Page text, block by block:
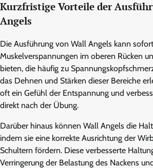
Kurzfristige Vorteile der
Angels
Die Ausführung von Wall Angels kann
Muskelverspannungen im oberen Rücken
bieten, die häufig zu
das Dehnen und Stärken dieser Bereiche
oft ein Gefühl der Entspannung und
direkt nach der Übung.
Darüber hinaus können Wall Angels die
indem sie eine korrekte Ausrichtung der
Schultern fördern. Diese verbesserte
Verringerung der Belastung des Nackens